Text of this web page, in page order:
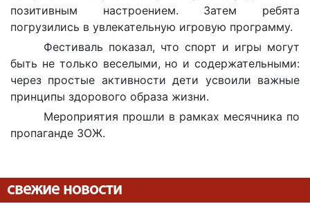
позитивным настроением. Затем ребята
погрузились в увлекательную игровую программу.
Фестиваль показал, что спорт и игры могут
быть не только веселыми, но и содержательными:
через простые активности дети усвоили важные
принципы здорового образа жизни.
Мероприятия прошли в рамках месячника по
пропаганде ЗОЖ.
свежие новости